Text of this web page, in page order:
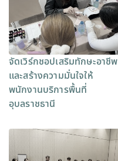
จัดเวิร์กชอปเสริมทักษะอาชีพ
และสร้างความมั่นใจให้
พนักงานบริการพื้นที่
อุบลราชธานี